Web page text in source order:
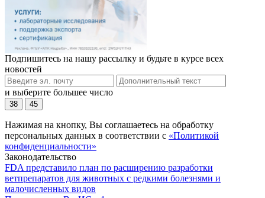
Подпишитесь на нашу рассылку и будьте в курсе всех
новостей
и выберите большее число
38 45
Нажимая на кнопку, Вы соглашаетесь на обработку
персональных данных в соответствии с «Политикой
конфиденциальности»
Законодательство
FDA представило план по расширению разработки
ветпрепаратов для животных с редкими болезнями и
малочисленных видов